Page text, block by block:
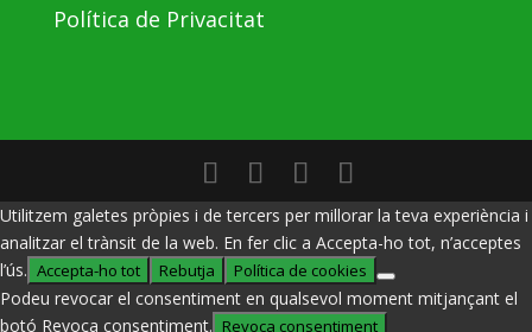
Política de Privacitat
Utilitzem galetes pròpies i de tercers per millorar la teva experiència i
analitzar el trànsit de la web. En fer clic a Accepta-ho tot, n’acceptes
l’ús. Accepta-ho tot Rebutja Política de cookies
Podeu revocar el consentiment en qualsevol moment mitjançant el
botó Revoca consentiment. Revoca consentiment